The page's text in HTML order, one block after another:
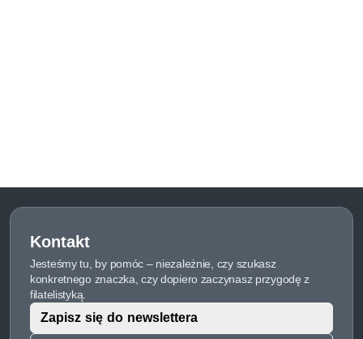
Kontakt
Jesteśmy tu, by pomóc – niezależnie, czy szukasz
konkretnego znaczka, czy dopiero zaczynasz przygodę z
filatelistyką.
Zapisz się do newslettera